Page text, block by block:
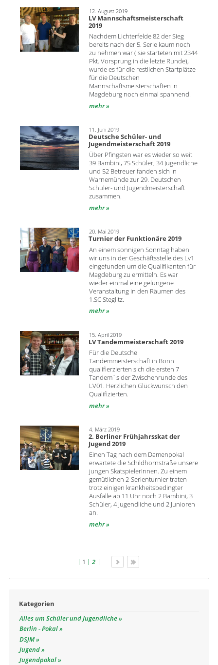
12. August 2019
LV Mannschaftsmeisterschaft
2019
Nachdem Lichterfelde 82 der Sieg
bereits nach der 5. Serie kaum noch
zu nehmen war ( sie starteten mit 2344
Pkt. Vorsprung in die letzte Runde),
wurde es für die restlichen Startplätze
für die Deutschen
Mannschaftsmeisterschaften in
Magdeburg noch einmal spannend.
mehr
11. Juni 2019
Deutsche Schüler- und
Jugendmeisterschaft 2019
Über Pfingsten war es wieder so weit
39 Bambini, 75 Schüler, 34 Jugendliche
und 52 Betreuer fanden sich in
Warnemünde zur 29. Deutschen
Schüler- und Jugendmeisterschaft
zusammen.
mehr
20. Mai 2019
Turnier der Funktionäre 2019
An einem sonnigen Sonntag haben
wir uns in der Geschäftsstelle des Lv1
eingefunden um die Qualifikanten für
Magdeburg zu ermitteln. Es war
wieder einmal eine gelungene
Veranstaltung in den Räumen des
1.SC Steglitz.
mehr
15. April 2019
LV Tandemmeisterschaft 2019
Für die Deutsche
Tandemmeisterschaft in Bonn
qualifierzierten sich die ersten 7
Tandem´s der Zwischenrunde des
LV01. Herzlichen Glückwunsch den
Qualifizierten.
mehr
4. März 2019
2. Berliner Frühjahrsskat der
Jugend 2019
Einen Tag nach dem Damenpokal
erwartete die Schildhornstraße unsere
jungen SkatspielerInnen. Zu einem
gemütlichen 2-Serienturnier traten
trotz einigen krankheitsbedingter
Ausfälle ab 11 Uhr noch 2 Bambini, 3
Schüler, 4 Jugendliche und 2 Junioren
an.
mehr
1 2
Kategorien
Alles um Schüler und Jugendliche
Berlin - Pokal
DSJM
Jugend
Jugendpokal